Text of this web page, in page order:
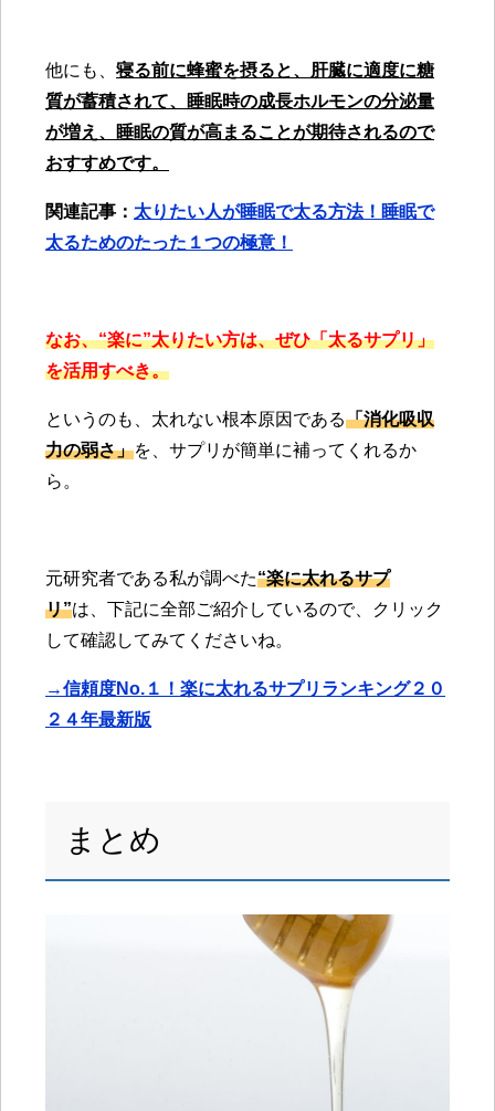
他にも、 寝る前に蜂蜜を摂ると、肝臓に適度に糖
質が蓄積されて、睡眠時の成長ホルモンの分泌量
が増え、睡眠の質が高まることが期待されるので
おすすめです。
関連記事： 太りたい人が睡眠で太る方法！睡眠で
太るためのたった１つの極意！
なお、“楽に”太りたい方は、ぜひ「太るサプリ」
を活用すべき。
というのも、太れない根本原因である「消化吸収
力の弱さ」を、サプリが簡単に補ってくれるか
ら。
元研究者である私が調べた“楽に太れるサプ
リ”は、下記に全部ご紹介しているので、クリック
して確認してみてくださいね。
→信頼度No.１！楽に太れるサプリランキング２０
２４年最新版
まとめ